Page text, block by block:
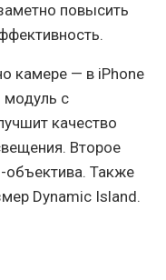
повысить
камере — в iPhone
модуль с
качество
Второе
объектива. Также
Dynamic Island.